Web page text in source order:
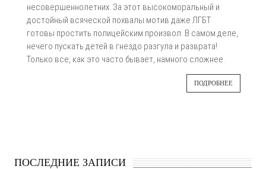
несовершеннолетних. За этот высокоморальный и
достойный всяческой похвалы мотив даже ЛГБТ
готовы простить полицейским произвол. В самом деле,
нечего пускать детей в гнездо разгула и разврата!
Только все, как это часто бывает, намного сложнее.
ПОДРОБНЕЕ
ПОСЛЕДНИЕ ЗАПИСИ